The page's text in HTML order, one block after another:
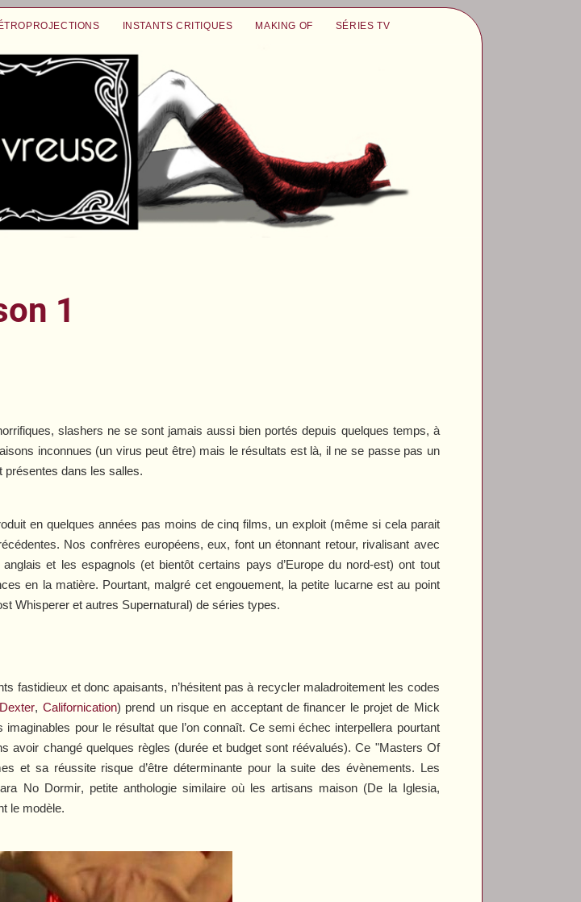
INSTANTS CRITIQUES MAKING OF SÉRIES TV
1
slashers ne se sont jamais aussi bien portés depuis quelques temps, à
inconnues (un virus peut être) mais le résultats est là, il ne se passe pas un
présentes dans les salles.
en quelques années pas moins de cinq films, un exploit (même si cela parait
Nos confrères européens, eux, font un étonnant retour, rivalisant avec
et les espagnols (et bientôt certains pays d’Europe du nord-est) ont tout
en la matière. Pourtant, malgré cet engouement, la petite lucarne est au point
Whisperer et autres Supernatural) de séries types.
fastidieux et donc apaisants, n’hésitent pas à recycler maladroitement les codes
Dexter, Californication) prend un risque en acceptant de financer le projet de Mick
pour le résultat que l’on connaît. Ce semi échec interpellera pourtant
avoir changé quelques règles (durée et budget sont réévalués). Ce "Masters Of
et sa réussite risque d’être déterminante pour la suite des évènements. Les
No Dormir, petite anthologie similaire où les artisans maison (De la Iglesia,
le modèle.